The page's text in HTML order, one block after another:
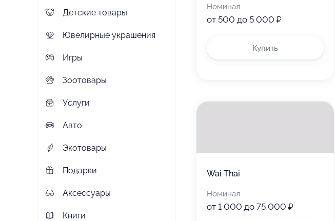
Детские товары
Ювелирные украшения
Игры
Зоотовары
Услуги
Авто
Экотовары
Подарки
Аксессуары
Книги
Номинал
от 500 до 5 000 ₽
Купить
Wai Thai
Номинал
от 1 000 до 75 000 ₽